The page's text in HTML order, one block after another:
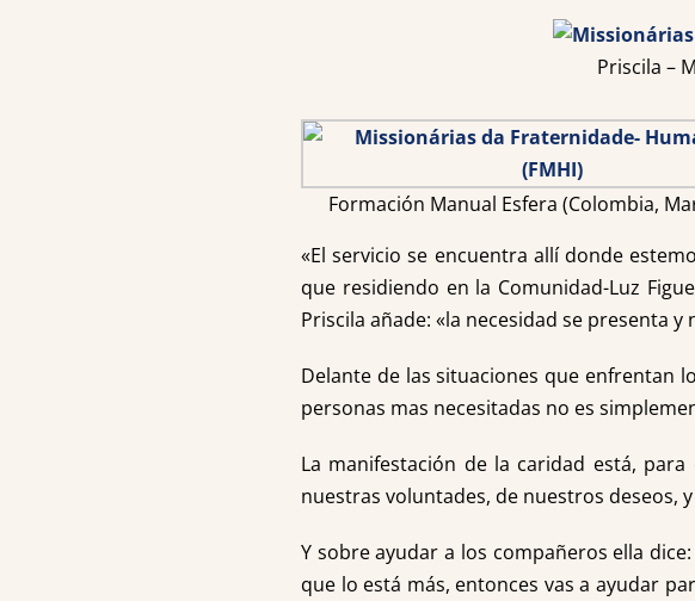
Priscila –
Formación Manual Esfera (Colombia,
«El servicio se encuentra allí donde
que residiendo en la Comunidad-Luz
Priscila añade: «la necesidad se presenta
Delante de las situaciones que enfrentan
personas mas necesitadas no es
La manifestación de la caridad está,
nuestras voluntades, de nuestros deseos,
Y sobre ayudar a los compañeros ella
que lo está más, entonces vas a ayudar